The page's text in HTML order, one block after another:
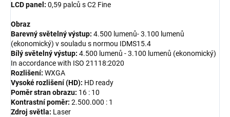
LCD panel: 0,59 palců s C2 Fine
Obraz
Barevný světelný výstup: 4.500 lumenů- 3.100 lumenů
(ekonomický) v souladu s normou IDMS15.4
Bílý světelný výstup: 4.500 lumenů - 3.100 lumenů (ekonomický)
In accordance with ISO 21118:2020
Rozlišení: WXGA
Vysoké rozlišení (HD): HD ready
Poměr stran obrazu: 16 : 10
Kontrastní poměr: 2.500.000 : 1
Zdroj světla: Laser